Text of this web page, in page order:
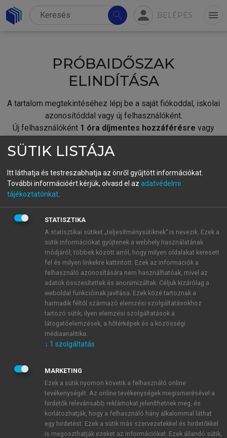
search person BELÉPÉS menu
PRÓBAIDŐSZAK
ELINDÍTÁSA
A tartalom megtekintéséhez lépj be a saját fiókoddal, iskolai
azonosítóddal vagy új felhasználóként.
Új felhasználóként 1 óra díjmentes hozzáférésre vagy
fiókoddal,vagy hozz létre új fiókot.
A regisztráció után apróbaidőszakautomatikusan
BELÉPÉS SAJÁT FIÓKKAL
ÚJ FIÓK LÉTREHOZÁSA
1 óra díjmentes hozzáférés
E-MAIL-CÍM
JELSZÓ
JELSZÓ ÚJRA
SÜTIK LISTÁJA
Itt láthatja és testreszabhatja az önről gyűjtött információkat.
További információért kérjük, olvasd el az adatvédelmi
tájékoztatónkat
STATISZTIKA
A statisztikai sütiket „teljesítménysütiknek” is nevezik. Ezek a
sütik információkat gyűjtenek a webhely használatának
módjáról, többek között arról, hogy milyen oldalakat keresett
fel és milyen linkekre kattintott. Ezek az információk a
felhasználó azonosítására nem használhatóak, mivel az
adatok összesítettek és anonimizáltak. Céljuk kizárólag a
weboldal funkcióinak javítása. Ezek közé tartoznak a
harmadik féltől származó elemzési szolgáltatásokhoz
tartozó sütik; ilyen elemzési szolgáltatások a
látogatóelemzések, a hőtérképek és a közösségi
médiaanalitika.
↓ 1 szolgáltatás
MARKETING
Ezek a sütik nyomon követik a felhasználó online
tevékenységét. Az online tevékenységek megismerésével a
hirdetők relevánsabb reklámokat jeleníthetnek meg, és
korlátozhatják, hogy a felhasználó hány alkalommal láthat
egy hirdetést. Ezek a sütik más szervezetekkel és hirdetőkkel
is megoszthatják ezeket az információkat. Ezek állandó sütik,